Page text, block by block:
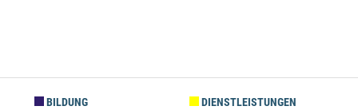
BILDUNG
DIENSTLEISTUNGEN